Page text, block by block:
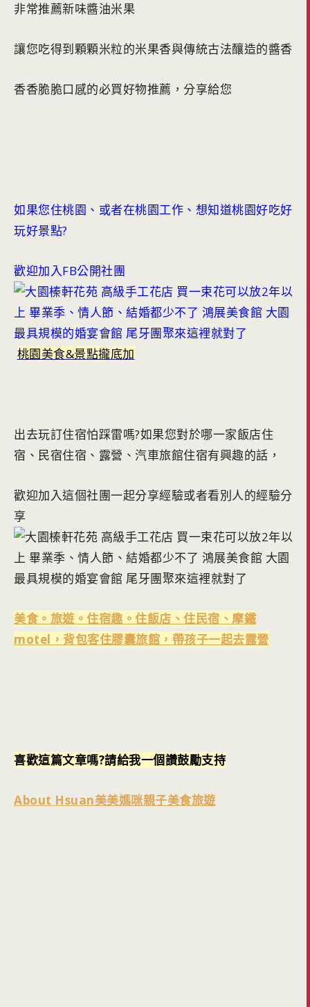
非常推薦新味醬油米果
讓您吃得到顆顆米粒的米果香與傳統古法釀造的醬香
香香脆脆口感的必買好物推薦，分享給您
如果您住桃園、或者在桃園工作、想知道桃園好吃好
玩好景點?
歡迎加入FB公開社團
桃園美食&景點攏底加
出去玩訂住宿怕踩雷嗎?如果您對於哪一家飯店住
宿、民宿住宿、露營、汽車旅館住宿有興趣的話，
歡迎加入這個社團一起分享經驗或者看別人的經驗分
享
美食。旅遊。住宿趣。住飯店、住民宿、摩鐵
motel，背包客住膠囊旅館，帶孩子一起去露營
喜歡這篇文章嗎?請給我一個讚鼓勵支持
About Hsuan美美媽咪親子美食旅遊